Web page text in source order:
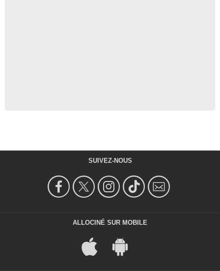
SUIVEZ-NOUS
ALLOCINÉ SUR MOBILE